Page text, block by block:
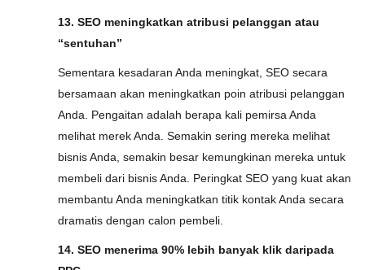
13. SEO meningkatkan atribusi pelanggan atau
“sentuhan”
Sementara kesadaran Anda meningkat, SEO secara
bersamaan akan meningkatkan poin atribusi pelanggan
Anda. Pengaitan adalah berapa kali pemirsa Anda
melihat merek Anda. Semakin sering mereka melihat
bisnis Anda, semakin besar kemungkinan mereka untuk
membeli dari bisnis Anda. Peringkat SEO yang kuat akan
membantu Anda meningkatkan titik kontak Anda secara
dramatis dengan calon pembeli.
14. SEO menerima 90% lebih banyak klik daripada